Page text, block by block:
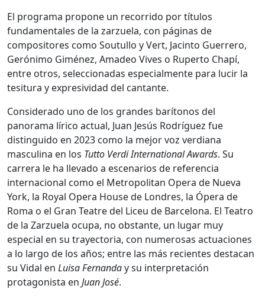
El programa propone un recorrido por títulos
fundamentales de la zarzuela, con páginas de
compositores como Soutullo y Vert, Jacinto Guerrero,
Gerónimo Giménez, Amadeo Vives o Ruperto Chapí,
entre otros, seleccionadas especialmente para lucir la
tesitura y expresividad del cantante.
Considerado uno de los grandes barítonos del
panorama lírico actual, Juan Jesús Rodríguez fue
distinguido en 2023 como la mejor voz verdiana
masculina en los Tutto Verdi International Awards. Su
carrera le ha llevado a escenarios de referencia
internacional como el Metropolitan Opera de Nueva
York, la Royal Opera House de Londres, la Ópera de
Roma o el Gran Teatre del Liceu de Barcelona. El Teatro
de la Zarzuela ocupa, no obstante, un lugar muy
especial en su trayectoria, con numerosas actuaciones
a lo largo de los años; entre las más recientes destacan
su Vidal en Luisa Fernanday su interpretación
protagonista en Juan José.